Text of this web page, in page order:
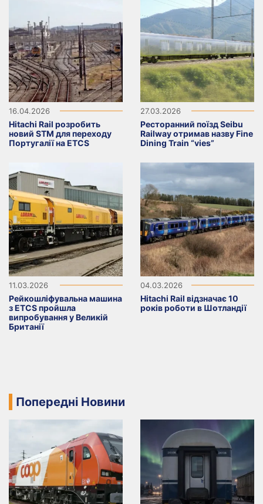
16.04.2026
Hitachi Rail розробить
новий STM для переходу
Португалії на ETCS
27.03.2026
Ресторанний поїзд Seibu
Railway отримав назву Fine
Dining Train “vies”
11.03.2026
Рейкошліфувальна машина
з ETCS пройшла
випробування у Великій
Британії
04.03.2026
Hitachi Rail відзначає 10
років роботи в Шотландії
Попередні Новини